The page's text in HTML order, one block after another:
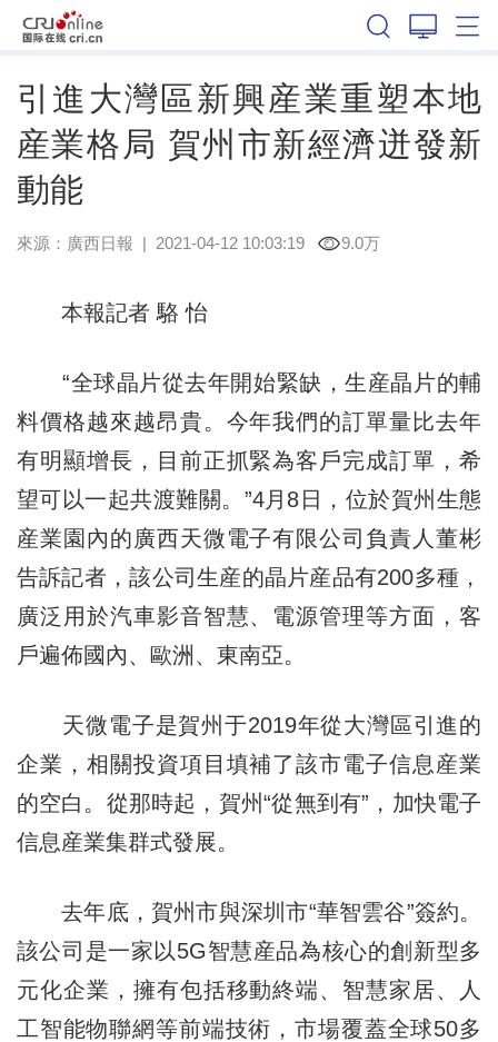
引進大灣區新興産業重塑本地
産業格局 賀州市新經濟迸發新
動能
來源： 廣西日報 | 2021-04-12 10:03:19 9.0万
本報記者 駱 怡
“全球晶片從去年開始緊缺，生産晶片的輔
料價格越來越昂貴。今年我們的訂單量比去年
有明顯增長，目前正抓緊為客戶完成訂單，希
望可以一起共渡難關。”4月8日，位於賀州生態
産業園內的廣西天微電子有限公司負責人董彬
告訴記者，該公司生産的晶片産品有200多種，
廣泛用於汽車影音智慧、電源管理等方面，客
戶遍佈國內、歐洲、東南亞。
天微電子是賀州于2019年從大灣區引進的
企業，相關投資項目填補了該市電子信息産業
的空白。從那時起，賀州“從無到有”，加快電子
信息産業集群式發展。
去年底，賀州市與深圳市“華智雲谷”簽約。
該公司是一家以5G智慧産品為核心的創新型多
元化企業，擁有包括移動終端、智慧家居、人
工智能物聯網等前端技術，市場覆蓋全球50多